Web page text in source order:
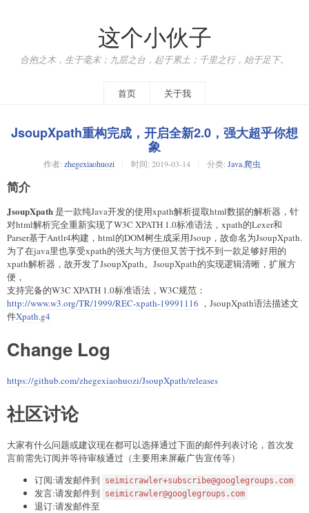
这个小伙子
合抱之木，生于毫末；九层之台，起于累土；千里之行，始于足下。
首页 关于我
JsoupXpath重构完成，开启全新2.0，强大超乎你想
象
作者: zhegexiaohuozi 时间: 2019-03-14 分类: Java, 爬虫
简介
JsoupXpath是一款纯Java开发的使用xpath解析提取html数据的解析器，针
对html解析完全重新实现了W3C XPATH 1.0标准语法，xpath的Lexer和
Parser基于Antlr4构建，html的DOM树生成采用Jsoup，故命名为JsoupXpath.
为了在java里也享受xpath的强大与方便但又苦于找不到一款足够好用的
xpath解析器，故开发了JsoupXpath。JsoupXpath的实现逻辑清晰，扩展方
便，
支持完备的W3C XPATH 1.0标准语法，W3C规范：
http://www.w3.org/TR/1999/REC-xpath-19991116 ，JsoupXpath语法描述文
件Xpath.g4
Change Log
https://github.com/zhegexiaohuozi/JsoupXpath/releases
社区讨论
大家有什么问题或建议现在都可以选择通过下面的邮件列表讨论，首次发
言前需先订阅并等待审核通过（主要用来屏蔽广告宣传等）
订阅:请发邮件到
seimicrawler+subscribe@googlegroups.com
发言:请发邮件到 seimicrawler@googlegroups.com
退订:请发邮件至